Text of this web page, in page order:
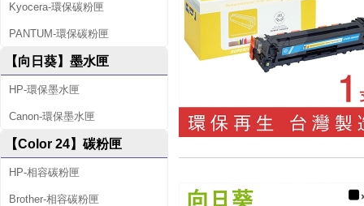
Kyocera-環保碳粉匣
PANTUM-環保碳粉匣
【向日葵】墨水匣
HP-環保墨水匣
Canon-環保墨水匣
【Color 24】碳粉匣
HP-相容碳粉匣
Brother-相容碳粉匣